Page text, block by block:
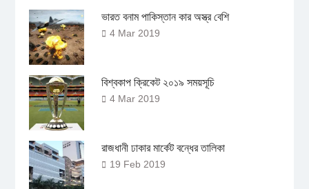
ভারত বনাম পাকিস্তান কার অস্ত্র বেশি
4 Mar 2019
বিশ্বকাপ ক্রিকেট ২০১৯ সময়সূচি
4 Mar 2019
রাজধানী ঢাকার মার্কেট বন্ধের তালিকা
19 Feb 2019